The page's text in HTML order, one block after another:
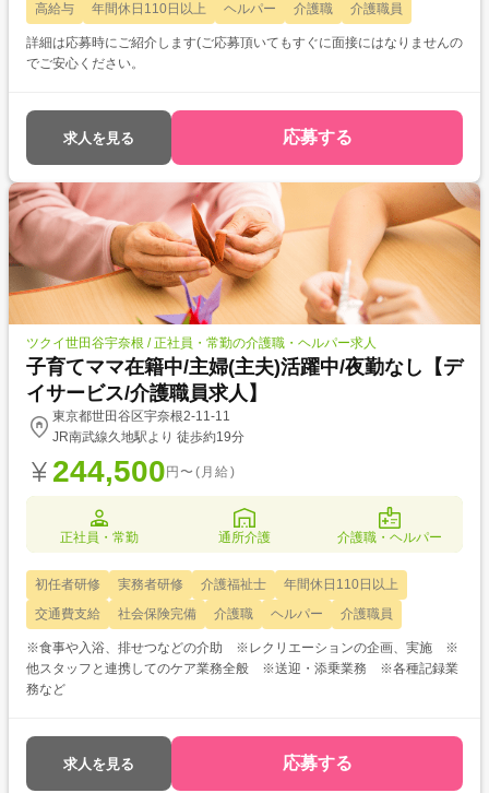
高給与
年間休日110日以上 ヘルパー 介護職 介護職員
詳細は応募時にご紹介します(ご応募頂いてもすぐに面接にはなりませんの
でご安心ください。
求人を見る 応募する
ツクイ世田谷宇奈根 / 正社員・常勤の介護職・ヘルパー求人
子育てママ在籍中/主婦(主夫)活躍中/夜勤なし【デ
イサービス/介護職員求人】
東京都世田谷区宇奈根2-11-11
JR南武線久地駅より 徒歩約19分
244,500 円〜(月給)
正社員・常勤 通所介護 介護職・ヘルパー
初任者研修 実務者研修 介護福祉士
年間休日110日以上
交通費支給
社会保険完備 介護職 ヘルパー 介護職員
※食事や入浴、排せつなどの介助 ※レクリエーションの企画、実施 ※
他スタッフと連携してのケア業務全般 ※送迎・添乗業務 ※各種記録業
務など
求人を見る 応募する